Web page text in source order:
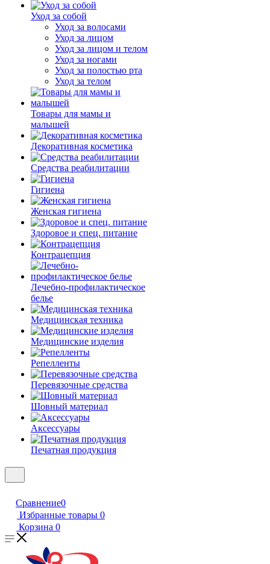
Уход за собой
Уход за волосами
Уход за лицом
Уход за лицом и телом
Уход за ногами
Уход за полостью рта
Уход за телом
Товары для мамы и
малышей
Декоративная косметика
Средства реабилитации
Гигиена
Женская гигиена
Здоровое и спец. питание
Контрацепция
Лечебно-профилактическое
белье
Медицинская техника
Медицинские изделия
Репелленты
Перевязочные средства
Шовный материал
Аксессуары
Печатная продукция
Сравнение0
Избранные товары 0
Корзина 0